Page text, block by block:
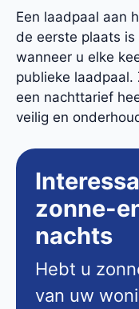
Een laadpaal aan
de eerste plaats
wanneer u elke
publieke laadpaal.
een nachttarief
veilig en
zonne-
nachts
Hebt u
van uw